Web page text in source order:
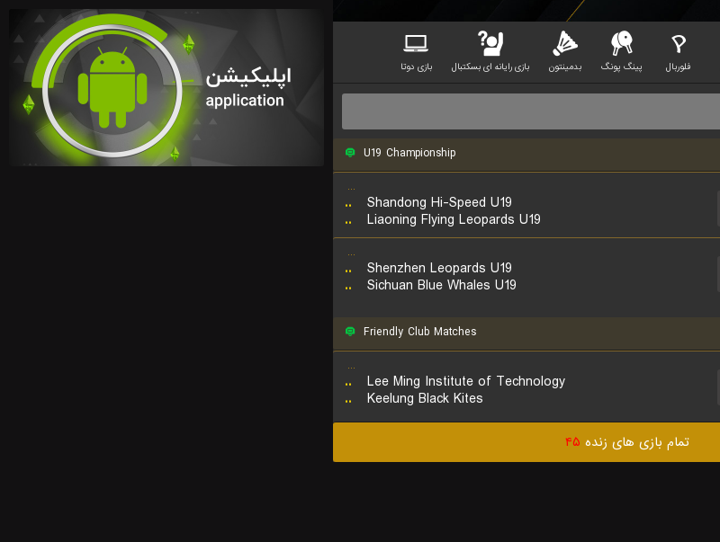
فلوربال پینگ پونگ بدمینتون بازی رایانه ای بسکتبال بازی دوتا
U19 Championship
...
.. Shandong Hi-Speed U19
.. Liaoning Flying Leopards U19
...
.. Shenzhen Leopards U19
.. Sichuan Blue Whales U19
Friendly Club Matches
...
.. Lee Ming Institute of Technology
.. Keelung Black Kites
تمام بازی های زنده ۴۵